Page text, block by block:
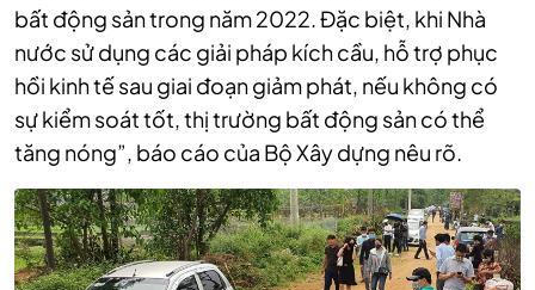
bất động sản trong năm 2022. Đặc biệt, khi Nhà
nước sử dụng các giải pháp kích cầu, hỗ trợ phục
hồi kinh tế sau giai đoạn giảm phát, nếu không có
sự kiểm soát tốt, thị trường bất động sản có thể
tăng nóng”, báo cáo của Bộ Xây dựng nêu rõ.